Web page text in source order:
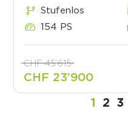
Stufenlos
154 PS
CHF 45’615
CHF 23’900
1 2 3